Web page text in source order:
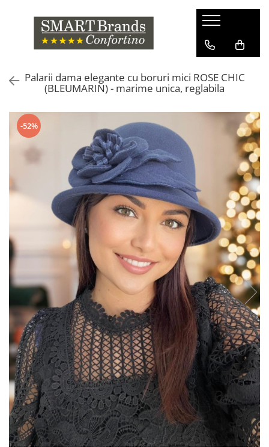
Palarii dama elegante cu boruri mici ROSE CHIC
(BLEUMARIN) - marime unica, reglabila
-52%